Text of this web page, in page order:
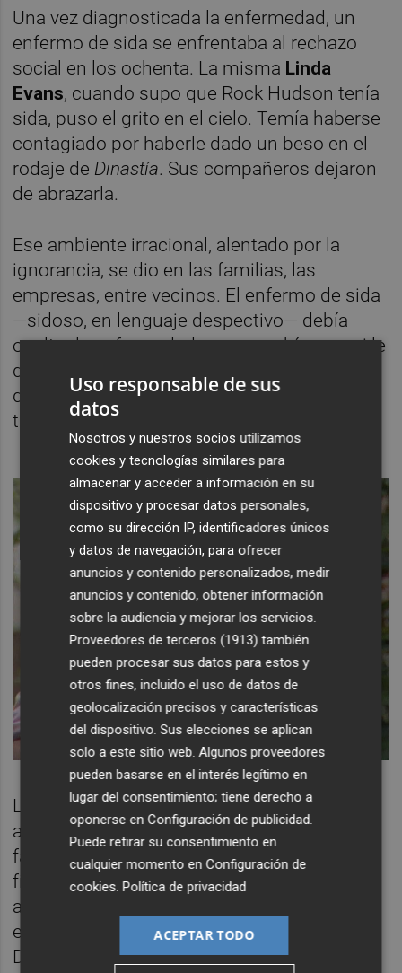
Una vez diagnosticada la enfermedad, un
enfermo de sida se enfrentaba al rechazo
social en los ochenta. La misma Linda
Evans, cuando supo que Rock Hudson tenía
sida, puso el grito en el cielo. Temía haberse
contagiado por haberle dado un beso en el
rodaje de Dinastía. Sus compañeros dejaron
de abrazarla.
Ese ambiente irracional, alentado por la
ignorancia, se dio en las familias, las
empresas, entre vecinos. El enfermo de sida
—sidoso, en lenguaje despectivo— debía
ocultar la enfermedad porque sabía que, si le
descubrían, se enfrentaría a la marginación
de familiares, amigos o compañeros de
trabajo. Te podían despedir.
La desinformación sobre la enfermedad dio
alas a todo tipo de leyendas, de noticias
falsas. Se pensaba que cualquier contacto
físico —un beso, un abrazo, un simple
apretón de manos— podía transmitirla. La
enfermedad, definida como “un castigo de
Dios” por los integristas de la época,
Uso responsable de sus
datos
Nosotros y nuestros socios utilizamos
cookies y tecnologías similares para
almacenar y acceder a información en su
dispositivo y procesar datos personales,
como su dirección IP, identificadores únicos
y datos de navegación, para ofrecer
anuncios y contenido personalizados, medir
anuncios y contenido, obtener información
sobre la audiencia y mejorar los servicios.
Proveedores de terceros (1913) también
pueden procesar sus datos para estos y
otros fines, incluido el uso de datos de
geolocalización precisos y características
del dispositivo. Sus elecciones se aplican
solo a este sitio web. Algunos proveedores
pueden basarse en el interés legítimo en
lugar del consentimiento; tiene derecho a
oponerse enConfiguración de publicidad
Puede retirar su consentimiento en
cualquier momento enConfiguración de
cookies .Política de privacidad
ACEPTAR TODO